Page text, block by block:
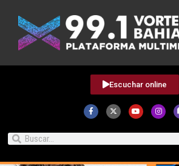
Escuchar online